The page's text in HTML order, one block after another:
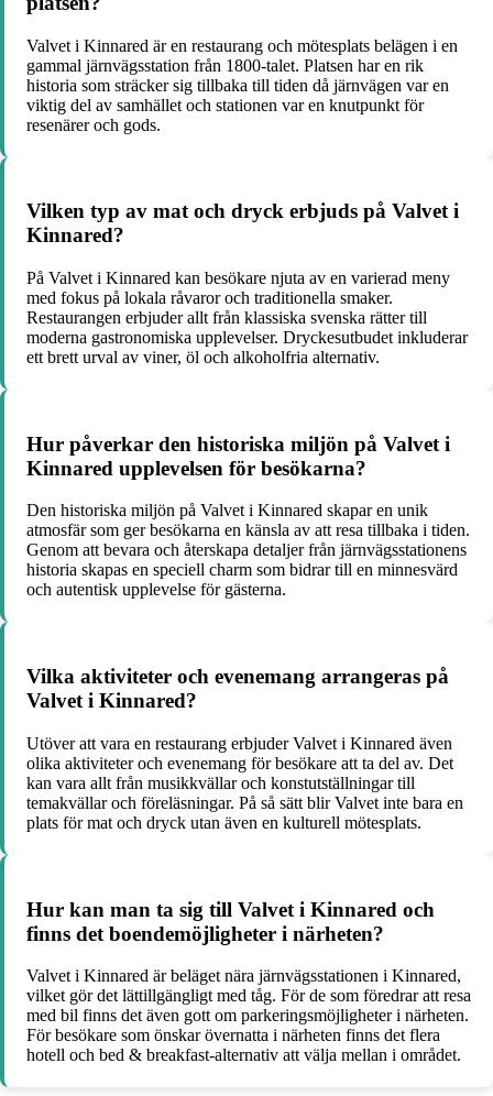
Valvet i Kinnared är en restaurang och mötesplats belägen i en
gammal järnvägsstation från 1800-talet. Platsen har en rik
historia som sträcker sig tillbaka till tiden då järnvägen var en
viktig del av samhället och stationen var en knutpunkt för
resenärer och gods.
Vilken typ av mat och dryck erbjuds på Valvet i
Kinnared?
På Valvet i Kinnared kan besökare njuta av en varierad meny
med fokus på lokala råvaror och traditionella smaker.
Restaurangen erbjuder allt från klassiska svenska rätter till
moderna gastronomiska upplevelser. Dryckesutbudet inkluderar
ett brett urval av viner, öl och alkoholfria alternativ.
Hur påverkar den historiska miljön på Valvet i
Kinnared upplevelsen för besökarna?
Den historiska miljön på Valvet i Kinnared skapar en unik
atmosfär som ger besökarna en känsla av att resa tillbaka i tiden.
Genom att bevara och återskapa detaljer från järnvägsstationens
historia skapas en speciell charm som bidrar till en minnesvärd
och autentisk upplevelse för gästerna.
Vilka aktiviteter och evenemang arrangeras på
Valvet i Kinnared?
Utöver att vara en restaurang erbjuder Valvet i Kinnared även
olika aktiviteter och evenemang för besökare att ta del av. Det
kan vara allt från musikkvällar och konstutställningar till
temakvällar och föreläsningar. På så sätt blir Valvet inte bara en
plats för mat och dryck utan även en kulturell mötesplats.
Hur kan man ta sig till Valvet i Kinnared och
finns det boendemöjligheter i närheten?
Valvet i Kinnared är beläget nära järnvägsstationen i Kinnared,
vilket gör det lättillgängligt med tåg. För de som föredrar att resa
med bil finns det även gott om parkeringsmöjligheter i närheten.
För besökare som önskar övernatta i närheten finns det flera
hotell och bed & breakfast-alternativ att välja mellan i området.